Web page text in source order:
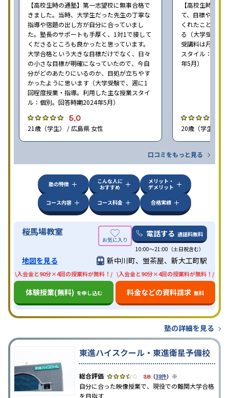
【高校生時の通塾】第一志望校に無事合格で
きました。当時、大学生だった先生の丁寧な
指導や宿題の出し方が自分に合っていまし
た。塾長のサポートも手厚く、1対1で接して
くださるところも良かったと思っています。
大学合格という大きな目標だけでなく、日々
の小さな目標が明確になっていたので、今自
分がどのあたりにいるのか、目処が立ちやす
かったように思います（大学受験で、週に1
回程度授業・指導。利用した主な授業スタイ
ル：個別。回答時期2024年5月）
5.0
21歳（学生） / 広島県 女性
【高校生時の通
て、目標や勉強
くれたことが、
る（大学受験で
受講料は月
スタイル：個別
年5月）
20歳（学生） /
口コミをもっと見る
塾の特徴
こんな人に
おすすめ
メリット・
デメリット
コース内容
コース料金 合格実績
桜馬場教室 電話する 通話料無料
10:00〜21:00（土日祝含む）
地図を見る 新中川町、蛍茶屋、新大工町駅
\入会金と90分×4回の授業料が無料！/
体験授業(無料) を申し込む
\入会金と90分×4回の授業料が無料！/
料金などの資料請求 無料
塾の詳細を見る
東進ハイスクール・東進衛星予備校
3.8（38件） ※
自分に合った映像授業で、現役での難関大学合格
を目指す